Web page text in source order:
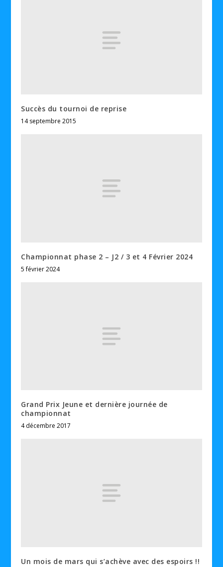
Succès du tournoi de reprise
14 septembre 2015
Championnat phase 2 – J2 / 3 et 4 Février 2024
5 février 2024
Grand Prix Jeune et dernière journée de
championnat
4 décembre 2017
Un mois de mars qui s’achève avec des espoirs !!